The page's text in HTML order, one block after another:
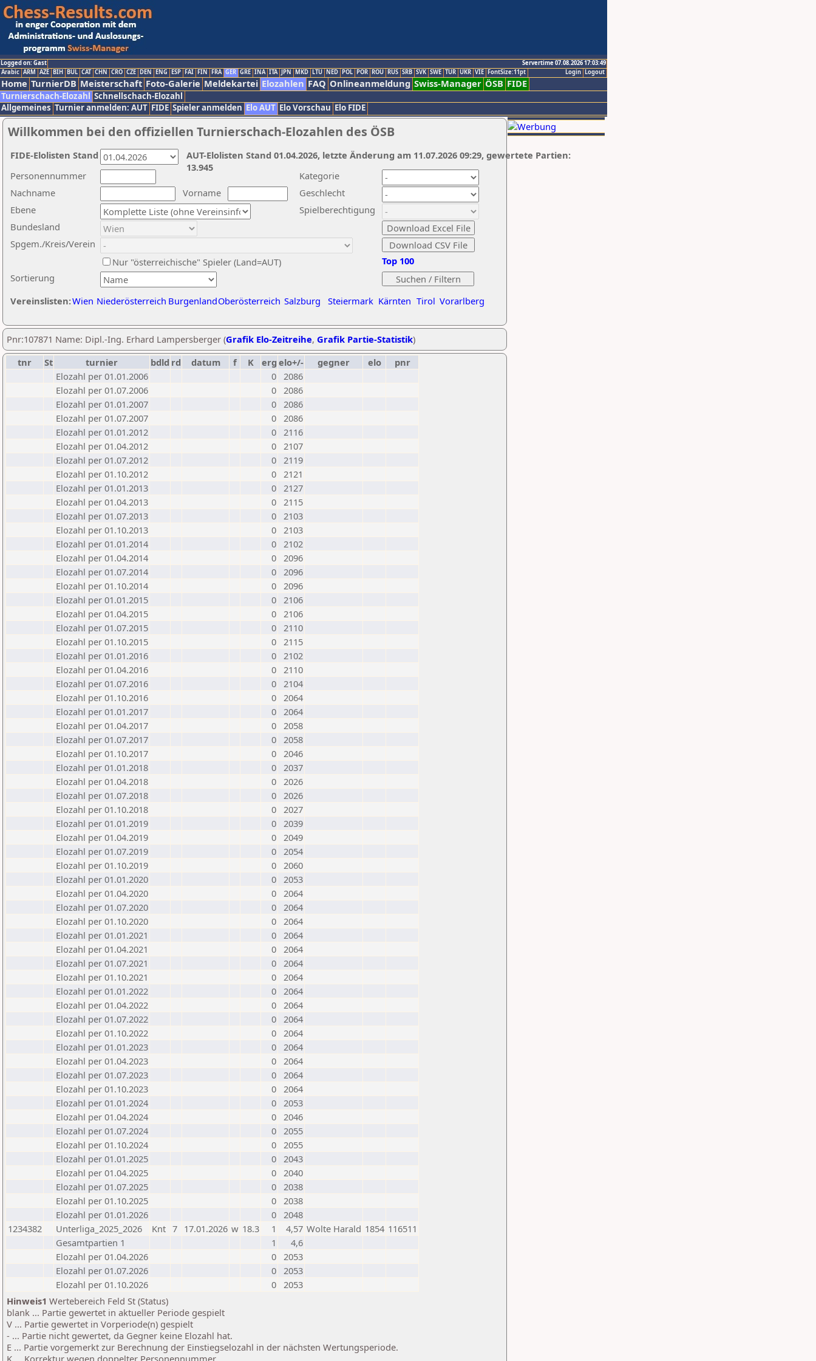
Logged on: Gast
Servertime 07.08.2026 17:03:49
Logout
Login
Arabic ARM AZE BIH BUL CAT CHN CRO CZE DEN ENG ESP FAI FIN FRA GER GRE INA ITA JPN MKD LTU NED POL POR ROU RUS SRB SVK SWE TUR UKR VIE FontSize:11pt
Home TurnierDB Meisterschaft Foto-Galerie Meldekartei Elozahlen FAQ Onlineanmeldung Swiss-Manager ÖSB FIDE
Turnierschach-Elozahl Schnellschach-Elozahl
Allgemeines Turnier anmelden: AUT FIDE Spieler anmelden Elo AUT Elo Vorschau Elo FIDE
Willkommen bei den offiziellen Turnierschach-Elozahlen des ÖSB
Nachname
Vorname
Ebene
Kategorie
Sortierung
Personennummer
Bundesland
Spgem./Kreis/Verein
Geschlecht
Nur "österreichische" Spieler (Land=AUT)
Spielberechtigung
Vereinslisten:Wien Niederösterreich BurgenlandOberösterreich Salzburg Steiermark Kärnten Tirol Vorarlberg
Top 100
AUT-Elolisten Stand 01.04.2026, letzte Änderung am 11.07.2026 09:29, gewertete Partien:
13.945
FIDE-Elolisten Stand
Pnr:107871 Name: Dipl.-Ing. Erhard Lampersberger (Grafik Elo-Zeitreihe, Grafik Partie-Statistik)
tnr
St turnier bdld rd datum f K erg elo+/- gegner elo
pnr
Elozahl per 01.01.2006
0 2086
Elozahl per 01.07.2006
0 2086
Elozahl per 01.01.2007
0 2086
Elozahl per 01.07.2007
0 2086
Elozahl per 01.01.2012
0 2116
Elozahl per 01.04.2012
0 2107
Elozahl per 01.07.2012
0 2119
Elozahl per 01.10.2012
0 2121
Elozahl per 01.01.2013
0 2127
Elozahl per 01.04.2013
0 2115
Elozahl per 01.07.2013
0 2103
Elozahl per 01.10.2013
0 2103
Elozahl per 01.01.2014
0 2102
Elozahl per 01.04.2014
0 2096
Elozahl per 01.07.2014
0 2096
Elozahl per 01.10.2014
0 2096
Elozahl per 01.01.2015
0 2106
Elozahl per 01.04.2015
0 2106
Elozahl per 01.07.2015
0 2110
Elozahl per 01.10.2015
0 2115
Elozahl per 01.01.2016
0 2102
Elozahl per 01.04.2016
0 2110
Elozahl per 01.07.2016
0 2104
Elozahl per 01.10.2016
0 2064
Elozahl per 01.01.2017
0 2064
Elozahl per 01.04.2017
0 2058
Elozahl per 01.07.2017
0 2058
Elozahl per 01.10.2017
0 2046
Elozahl per 01.01.2018
0 2037
Elozahl per 01.04.2018
0 2026
Elozahl per 01.07.2018
0 2026
Elozahl per 01.10.2018
0 2027
Elozahl per 01.01.2019
0 2039
Elozahl per 01.04.2019
0 2049
Elozahl per 01.07.2019
0 2054
Elozahl per 01.10.2019
0 2060
Elozahl per 01.01.2020
0 2053
Elozahl per 01.04.2020
0 2064
Elozahl per 01.07.2020
0 2064
Elozahl per 01.10.2020
0 2064
Elozahl per 01.01.2021
0 2064
Elozahl per 01.04.2021
0 2064
Elozahl per 01.07.2021
0 2064
Elozahl per 01.10.2021
0 2064
Elozahl per 01.01.2022
0 2064
Elozahl per 01.04.2022
0 2064
Elozahl per 01.07.2022
0 2064
Elozahl per 01.10.2022
0 2064
Elozahl per 01.01.2023
0 2064
Elozahl per 01.04.2023
0 2064
Elozahl per 01.07.2023
0 2064
Elozahl per 01.10.2023
0 2064
Elozahl per 01.01.2024
0 2053
Elozahl per 01.04.2024
0 2046
Elozahl per 01.07.2024
0 2055
Elozahl per 01.10.2024
0 2055
Elozahl per 01.01.2025
0 2043
Elozahl per 01.04.2025
0 2040
Elozahl per 01.07.2025
0 2038
Elozahl per 01.10.2025
0 2038
Elozahl per 01.01.2026
0 2048
1234382
Unterliga_2025_2026 Knt 7 17.01.2026 w 18.3 1 4,57 Wolte Harald 1854 116511
Gesamtpartien 1
1
4,6
Elozahl per 01.04.2026
0 2053
Elozahl per 01.07.2026
0 2053
Elozahl per 01.10.2026
0 2053
Hinweis1 Wertebereich Feld St (Status)
blank ... Partie gewertet in aktueller Periode gespielt
V ... Partie gewertet in Vorperiode(n) gespielt
- ... Partie nicht gewertet, da Gegner keine Elozahl hat.
E ... Partie vorgemerkt zur Berechnung der Einstiegselozahl in der nächsten Wertungsperiode.
K ... Korrektur wegen doppelter Personennummer.